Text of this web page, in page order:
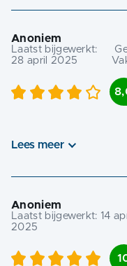
Anoniem
Laatst bijgewerkt:
28 april 2025
Lees meer
Anoniem
Laatst bijgewerkt: 14
2025